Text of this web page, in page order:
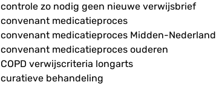
controle zo nodig geen nieuwe verwijsbrief
convenant medicatieproces
convenant medicatieproces Midden-Nederland
convenant medicatieproces ouderen
COPD verwijscriteria longarts
curatieve behandeling